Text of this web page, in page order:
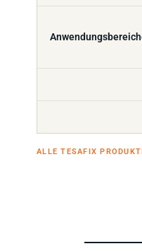
Anwendungsbereiche